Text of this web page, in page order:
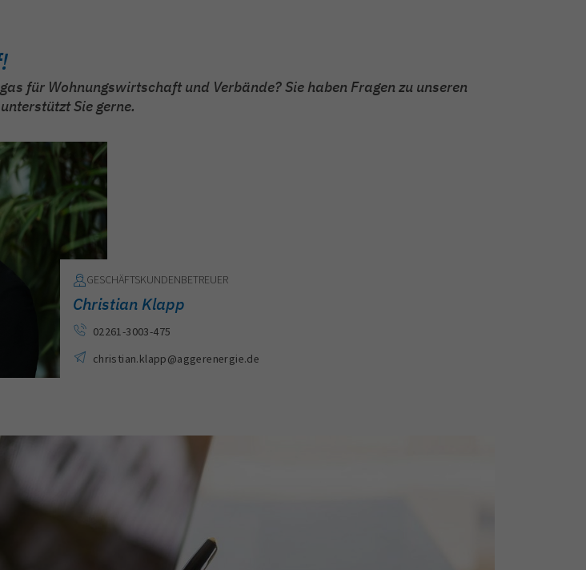
für Wohnungswirtschaft und Verbände? Sie haben Fragen zu unseren
Sie gerne.
GESCHÄFTSKUNDENBETREUER
Christian Klapp
02261-3003-475
christian.klapp@aggerenergie.de